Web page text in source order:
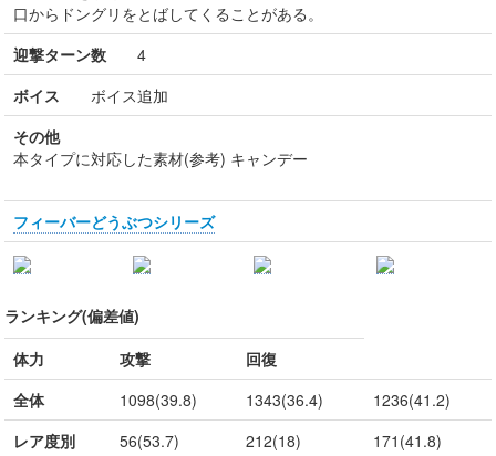
口からドングリをとばしてくることがある。
迎撃ターン数 4
ボイス ボイス追加
その他
本タイプに対応した素材(参考) キャンデー
フィーバーどうぶつシリーズ
ランキング(偏差値)
体力
攻撃
回復
全体
1098(39.8) 1343(36.4)
1236(41.2)
レア度別
56(53.7) 212(18)
171(41.8)